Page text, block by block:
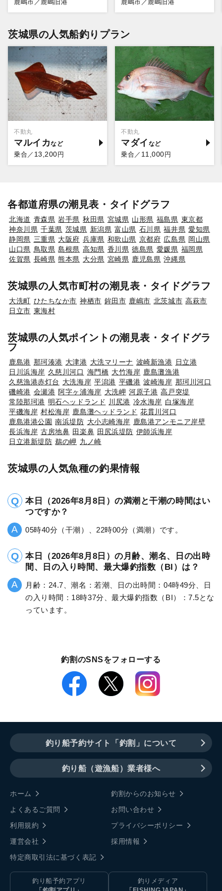
鹿嶋市／鹿嶋旧港 鹿嶋市／鹿嶋旧港
茨城県の人気船釣りプラン
不動丸
マルイカ
乗合／ 13,200円
不動丸
マダイ
乗合／ 11,000円
各都道府県の潮見表・タイドグラフ
北海道 青森県 岩手県 秋田県 宮城県 山形県 福島県 東京都
神奈川県 千葉県 茨城県 新潟県 富山県 石川県 福井県 愛知県
静岡県 三重県 大阪府 兵庫県 和歌山県 京都府 広島県 岡山県
山口県 鳥取県 島根県 高知県 香川県 徳島県 愛媛県 福岡県
佐賀県 長崎県 熊本県 大分県 宮崎県 鹿児島県 沖縄県
茨城県の人気市町村の潮見表・タイドグラフ
大洗町 ひたちなか市 神栖市 鉾田市 鹿嶋市 北茨城市 高萩市
日立市 東海村
茨城県の人気ポイントの潮見表・タイドグラ
フ
鹿島港 那珂湊港 大津港 大洗マリーナ 波崎新漁港 日立港
日川浜海岸 久慈川河口 海門橋 大竹海岸 鹿島灘漁港
久慈漁港赤灯台 大洗海岸 平潟港 平磯港 波崎海岸 那珂川河口
磯崎港 会瀬港 阿字ヶ浦海岸 大洗岬 河原子港 高戸突堤
常陸那珂港 明石ヘッドランド 川尻港 冷水海岸 白塚海岸
平磯海岸 村松海岸 鹿島灘ヘッドランド 花貫川河口
鹿島港港公園 南浜堤防 大小志崎海岸 鹿島港アンモニア岸壁
長浜海岸 古房地鼻 田楽鼻 田尻浜堤防 伊師浜海岸
日立港新堤防 鵜の岬 九ノ崎
茨城県の人気魚種の釣果情報
本日（2026年8月8日）の満潮と干潮の時間はい
つですか？
05時40分（干潮）、22時00分（満潮）です。
本日（2026年8月8日）の月齢、潮名、日の出時
間、日の入り時間、最大爆釣指数（BI）は？
月齢：24.7、潮名：若潮、日の出時間：04時49分、日
の入り時間：18時37分、最大爆釣指数（BI）：7.5とな
っています。
釣割のSNSをフォローする
釣り船予約サイト「釣割」について
釣り船（遊漁船）業者様へ
ホーム
釣割からのお知らせ
よくあるご質問
お問い合わせ
利用規約
プライバシーポリシー
運営会社
採用情報
特定商取引法に基づく表記
釣り船予約アプリ
釣りメディア